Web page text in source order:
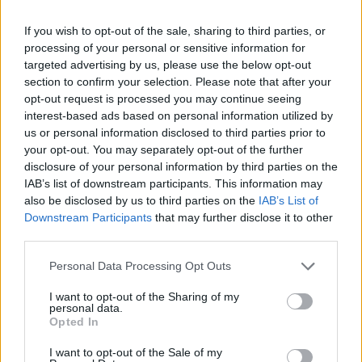
If you wish to opt-out of the sale, sharing to third parties, or
processing of your personal or sensitive information for
targeted advertising by us, please use the below opt-out
section to confirm your selection. Please note that after your
opt-out request is processed you may continue seeing
interest-based ads based on personal information utilized by
us or personal information disclosed to third parties prior to
your opt-out. You may separately opt-out of the further
disclosure of your personal information by third parties on the
IAB’s list of downstream participants. This information may
also be disclosed by us to third parties on the IAB’s List of
Downstream Participants that may further disclose it to other
Please note that this website/app uses one or more Google
not limited to your visit or usage behaviour. You may click to
grant or deny consent to Google and its third-party tags to
use your data for below specified purposes in below Google
consent section.
Personal Data Processing Opt Outs
I want to opt-out of the Sharing of my
personal data.
Opted In
I want to opt-out of the Sale of my
tökéletesen kiegészíti a zenémet. Csodálatos érzés, hogy
egy ilyen fantasztikus lehetőségekkel teli térben
zenélhettünk.